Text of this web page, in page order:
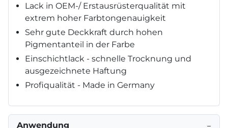
Lack in OEM-/ Erstausrüsterqualität mit
extrem hoher Farbtongenauigkeit
Sehr gute Deckkraft durch hohen
Pigmentanteil in der Farbe
Einschichtlack - schnelle Trocknung und
ausgezeichnete Haftung
Profiqualität - Made in Germany
Anwendung